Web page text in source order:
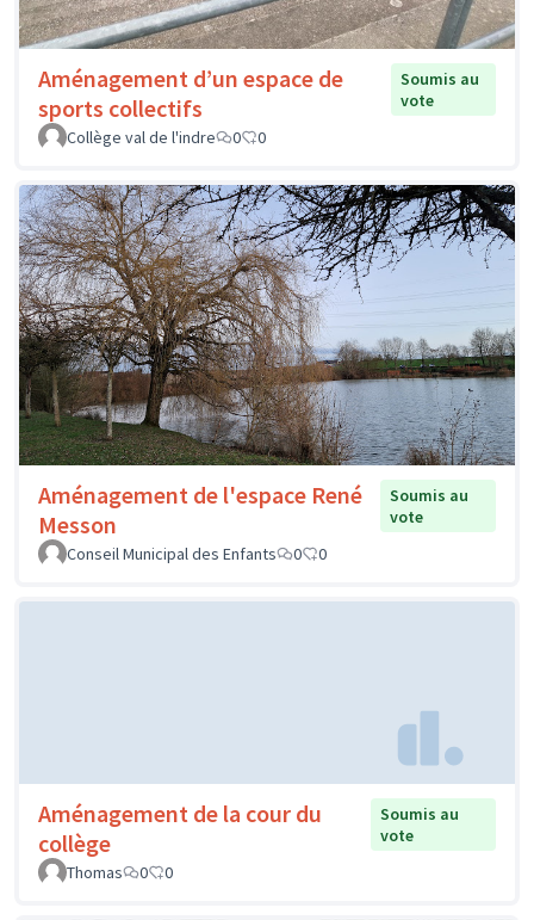
Aménagement d’un espace de
sports collectifs
Soumis au
vote
Collège val de l'indre
0 0
Aménagement de l'espace René
Messon
Soumis au
vote
Conseil Municipal des Enfants
0 0
Aménagement de la cour du
collège
Soumis au
vote
Thomas
0 0